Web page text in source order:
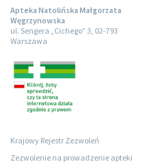
Apteka Natolińska Małgorzata
Węgrzynowska
ul. Sengera „Cichego” 3, 02-793
Warszawa
Krajowy Rejestr Zezwoleń
Zezwolenie na prowadzenie apteki